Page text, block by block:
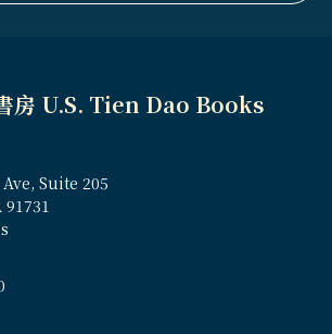
房 U.S. Tien Dao Books
Suite 205